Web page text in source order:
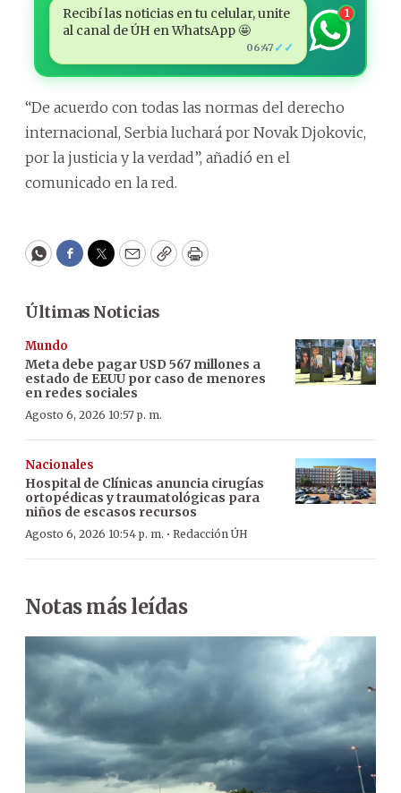
Recibí las noticias en tu celular, unite
al canal de ÚH en WhatsApp 🤩
06:47 ✓✓
1
“De acuerdo con todas las normas del derecho
internacional, Serbia luchará por Novak Djokovic,
por la justicia y la verdad”, añadió en el
comunicado en la red.
WhatsApp
Facebook
Twitter
EmailCopyPrint
Últimas Noticias
Mundo
Meta debe pagar USD 567 millones a
estado de EEUU por caso de menores
en redes sociales
Agosto 6, 2026 10:57 p. m.
Nacionales
Hospital de Clínicas anuncia cirugías
ortopédicas y traumatológicas para
niños de escasos recursos
Agosto 6, 2026 10:54 p. m. · Redacción ÚH
Notas más leídas